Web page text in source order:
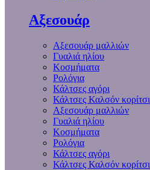
Αξεσουάρ
Αξεσουάρ μαλλιών
Γυαλιά ηλίου
Κοσμήματα
Ρολόγια
Κάλτσες αγόρι
Κάλτσες Καλσόν κορίτσι
Αξεσουάρ μαλλιών
Γυαλιά ηλίου
Κοσμήματα
Ρολόγια
Κάλτσες αγόρι
Κάλτσες Καλσόν κορίτσι